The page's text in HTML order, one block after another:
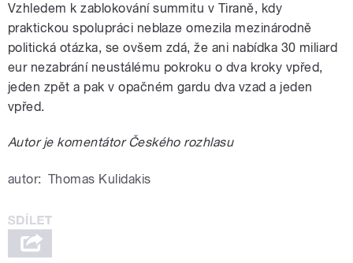
Vzhledem k zablokování summitu v Tiraně, kdy
praktickou spolupráci neblaze omezila mezinárodně
politická otázka, se ovšem zdá, že ani nabídka 30 miliard
eur nezabrání neustálému pokroku o dva kroky vpřed,
jeden zpět a pak v opačném gardu dva vzad a jeden
vpřed.
Autor je komentátor Českého rozhlasu
autor: Thomas Kulidakis